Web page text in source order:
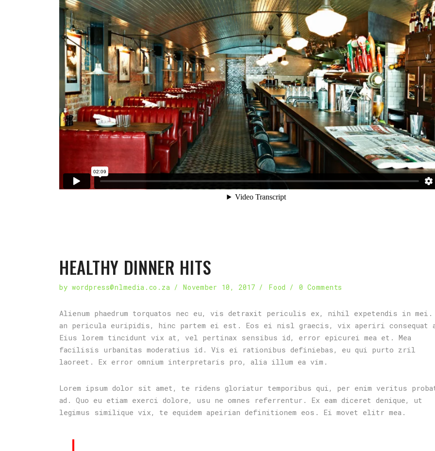
HEALTHY DINNER HITS
bywordpress@nlmedia.co.za November 10, 2017 Food 0 Comments
Alienum phaedrum torquatos nec eu, vis detraxit periculis ex, nihil expetendis in mei.
an pericula euripidis, hinc partem ei est. Eos ei nisl graecis, vix aperiri consequat
Eius lorem tincidunt vix at, vel pertinax sensibus id, error epicurei mea et. Mea
facilisis urbanitas moderatius id. Vis ei rationibus definiebas, eu qui purto zril
laoreet. Ex error omnium interpretaris pro, alia illum ea vim.
Lorem ipsum dolor sit amet, te ridens gloriatur temporibus qui, per enim veritus
ad. Quo eu etiam exerci dolore, usu ne omnes referrentur. Ex eam diceret denique, ut
legimus similique vix, te equidem apeirian definitionem eos. Ei movet elitr mea.